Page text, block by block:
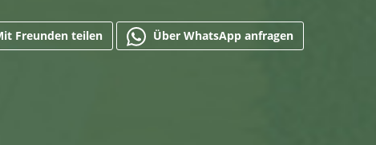
Freunden teilen Über WhatsApp anfragen